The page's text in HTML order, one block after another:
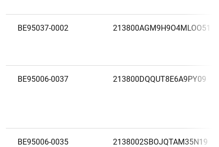
BE95037-0002 213800AGM9H9O4MLOO51
BE95006-0037 213800DQQUT8E6A9PY09
BE95006-0035 2138002SBOJQTAM35N19